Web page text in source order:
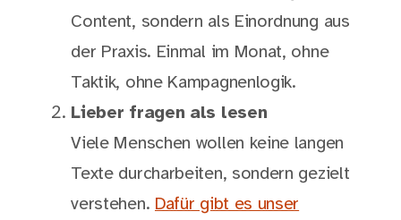
Content, sondern als Einordnung aus
der Praxis. Einmal im Monat, ohne
Taktik, ohne Kampagnenlogik.
Lieber fragen als lesen
Viele Menschen wollen keine langen
Texte durcharbeiten, sondern gezielt
verstehen. Dafür gibt es unser